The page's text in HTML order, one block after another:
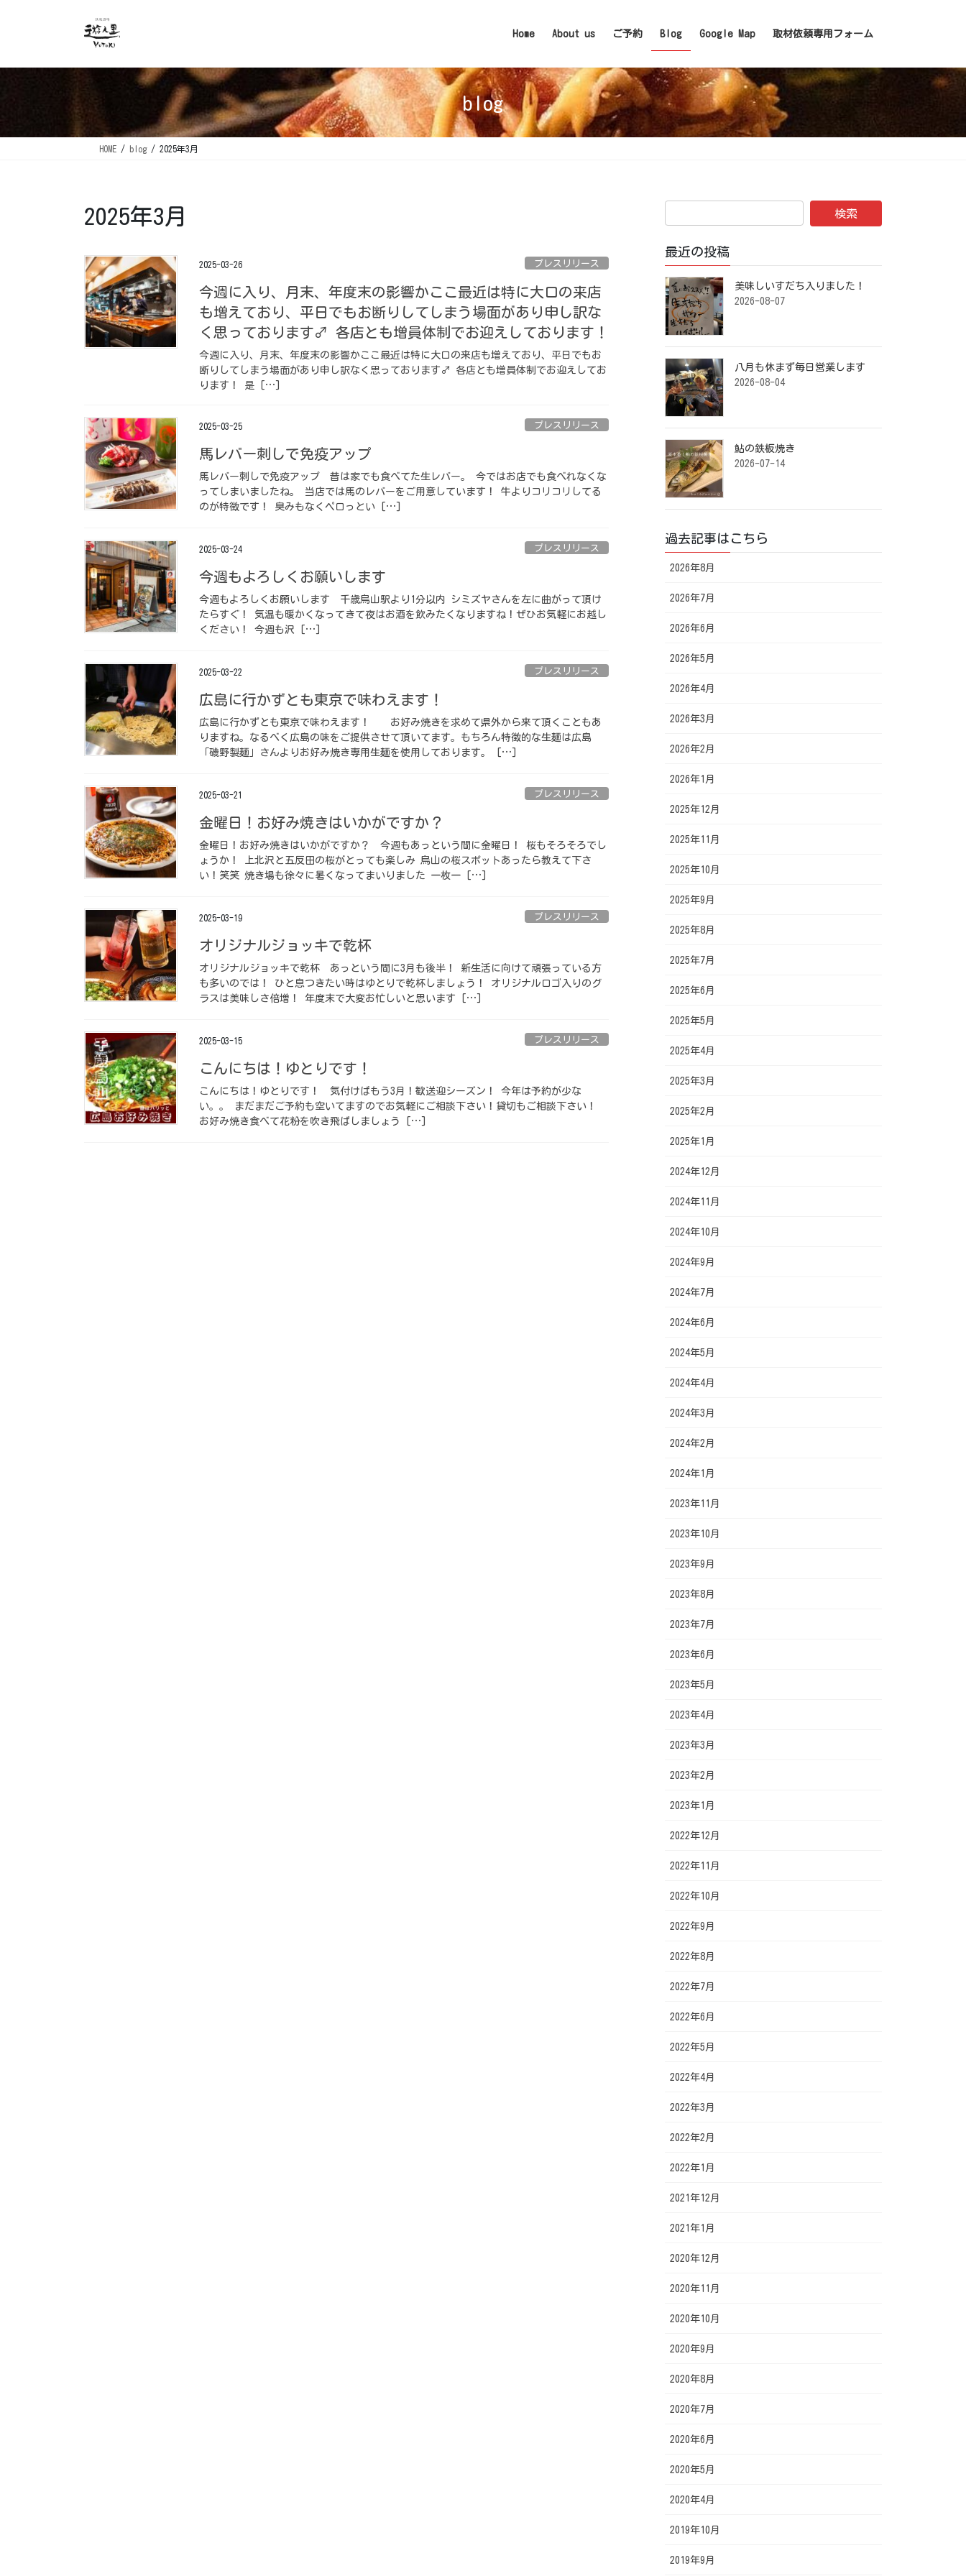
Home About us ご予約 Blog Google Map 取材依頼専用フォーム
blog
HOME blog 2025年3月
2025年3月
2025-03-26 プレスリリース
今週に入り、月末、年度末の影響かここ最近は特に大口の来店
も増えており、平日でもお断りしてしまう場面があり申し訳な
く思っております‍♂️ 各店とも増員体制でお迎えしております！
今週に入り、月末、年度末の影響かここ最近は特に大口の来店も増えており、平日でもお
断りしてしまう場面があり申し訳なく思っております‍♂️ 各店とも増員体制でお迎えしてお
ります！ 是 […]
2025-03-25 プレスリリース
馬レバー刺しで免疫アップ️ ⁡
馬レバー刺しで免疫アップ️ ⁡ 昔は家でも食べてた生レバー。 今ではお店でも食べれなくな
ってしまいましたね。 当店では馬のレバーをご用意しています！ 牛よりコリコリしてる
のが特徴です！ 臭みもなくペロっとい […]
2025-03-24 プレスリリース
今週もよろしくお願いします️ ⁡
今週もよろしくお願いします️ ⁡ 千歳烏山駅より1分以内️ シミズヤさんを左に曲がって頂け
たらすぐ！ 気温も暖かくなってきて夜はお酒を飲みたくなりますね！ぜひお気軽にお越し
ください！ 今週も沢 […]
2025-03-22 プレスリリース
広島に行かずとも東京で味わえます！ ⁡
広島に行かずとも東京で味わえます！ ⁡ お好み焼きを求めて県外から来て頂くこともあ
りますね。なるべく広島の味をご提供させて頂いてます。もちろん特徴的な生麺は広島
「磯野製麺」さんよりお好み焼き専用生麺を使用しております。 […]
2025-03-21 プレスリリース
金曜日！お好み焼きはいかがですか？ ⁡
金曜日！お好み焼きはいかがですか？ ⁡ 今週もあっという間に金曜日！ 桜もそろそろでし
ょうか！ 上北沢と五反田の桜がとっても楽しみ 烏山の桜スポットあったら教えて下さ
い！笑笑 焼き場も徐々に暑くなってまいりました 一枚一 […]
2025-03-19 プレスリリース
オリジナルジョッキで乾杯 ⁡
オリジナルジョッキで乾杯 ⁡ あっという間に3月も後半！ 新生活に向けて頑張っている方
も多いのでは！ ひと息つきたい時はゆとりで乾杯しましょう！ オリジナルロゴ入りのグ
ラスは美味しさ倍増！ 年度末で大変お忙しいと思います […]
2025-03-15 プレスリリース
こんにちは！ゆとりです！ ⁡
こんにちは！ゆとりです！ ⁡ 気付けばもう3月！歓送迎シーズン！ 今年は予約が少な
い。。 まだまだご予約も空いてますのでお気軽にご相談下さい！貸切もご相談下さい！
お好み焼き食べて花粉を吹き飛ばしましょう️ […]
最近の投稿
美味しいすだち入りました！ ⁡
2026-08-07
八月も休まず毎日営業します️ ⁡
2026-08-04
鮎の鉄板焼き ⁡
2026-07-14
過去記事はこちら
2026年8月
2026年7月
2026年6月
2026年5月
2026年4月
2026年3月
2026年2月
2026年1月
2025年12月
2025年11月
2025年10月
2025年9月
2025年8月
2025年7月
2025年6月
2025年5月
2025年4月
2025年3月
2025年2月
2025年1月
2024年12月
2024年11月
2024年10月
2024年9月
2024年7月
2024年6月
2024年5月
2024年4月
2024年3月
2024年2月
2024年1月
2023年11月
2023年10月
2023年9月
2023年8月
2023年7月
2023年6月
2023年5月
2023年4月
2023年3月
2023年2月
2023年1月
2022年12月
2022年11月
2022年10月
2022年9月
2022年8月
2022年7月
2022年6月
2022年5月
2022年4月
2022年3月
2022年2月
2022年1月
2021年12月
2021年1月
2020年12月
2020年11月
2020年10月
2020年9月
2020年8月
2020年7月
2020年6月
2020年5月
2020年4月
2019年10月
2019年9月